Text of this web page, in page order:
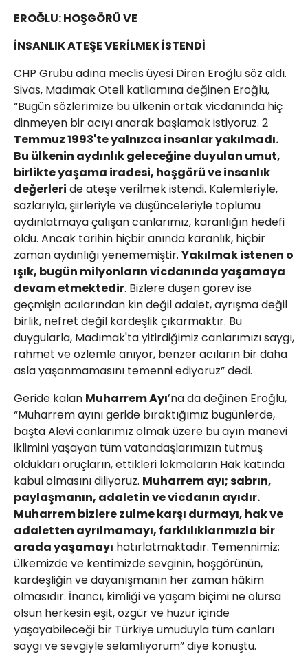
EROĞLU: HOŞGÖRÜ VE
İNSANLIK ATEŞE VERİLMEK İSTENDİ
CHP Grubu adına meclis üyesi Diren Eroğlu söz aldı.
Sivas, Madımak Oteli katliamına değinen Eroğlu,
“Bugün sözlerimize bu ülkenin ortak vicdanında hiç
dinmeyen bir acıyı anarak başlamak istiyoruz. 2
Temmuz 1993'te yalnızca insanlar yakılmadı.
Bu ülkenin aydınlık geleceğine duyulan umut,
birlikte yaşama iradesi, hoşgörü ve insanlık
değerleri de ateşe verilmek istendi. Kalemleriyle,
sazlarıyla, şiirleriyle ve düşünceleriyle toplumu
aydınlatmaya çalışan canlarımız, karanlığın hedefi
oldu. Ancak tarihin hiçbir anında karanlık, hiçbir
zaman aydınlığı yenememiştir. Yakılmak istenen o
ışık, bugün milyonların vicdanında yaşamaya
devam etmektedir. Bizlere düşen görev ise
geçmişin acılarından kin değil adalet, ayrışma değil
birlik, nefret değil kardeşlik çıkarmaktır. Bu
duygularla, Madımak'ta yitirdiğimiz canlarımızı saygı,
rahmet ve özlemle anıyor, benzer acıların bir daha
asla yaşanmamasını temenni ediyoruz” dedi.
Geride kalan Muharrem Ayı’na da değinen Eroğlu,
“Muharrem ayını geride bıraktığımız bugünlerde,
başta Alevi canlarımız olmak üzere bu ayın manevi
iklimini yaşayan tüm vatandaşlarımızın tutmuş
oldukları oruçların, ettikleri lokmaların Hak katında
kabul olmasını diliyoruz. Muharrem ayı; sabrın,
paylaşmanın, adaletin ve vicdanın ayıdır.
Muharrem bizlere zulme karşı durmayı, hak ve
adaletten ayrılmamayı, farklılıklarımızla bir
arada yaşamayı hatırlatmaktadır. Temennimiz;
ülkemizde ve kentimizde sevginin, hoşgörünün,
kardeşliğin ve dayanışmanın her zaman hâkim
olmasıdır. İnancı, kimliği ve yaşam biçimi ne olursa
olsun herkesin eşit, özgür ve huzur içinde
yaşayabileceği bir Türkiye umuduyla tüm canları
saygı ve sevgiyle selamlıyorum” diye konuştu.